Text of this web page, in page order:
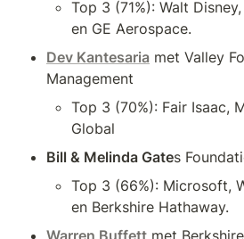
Top 3 (71%): Walt
en GE Aerospace.
Dev Kantesaria met Valley
Management
Top 3 (70%): Fair Isaac,
Global
Bill & Melinda Gates
Top 3 (66%): Microsoft,
en Berkshire Hathaway.
Warren Buffett met